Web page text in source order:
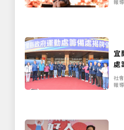
報
宜
處
全
社
報